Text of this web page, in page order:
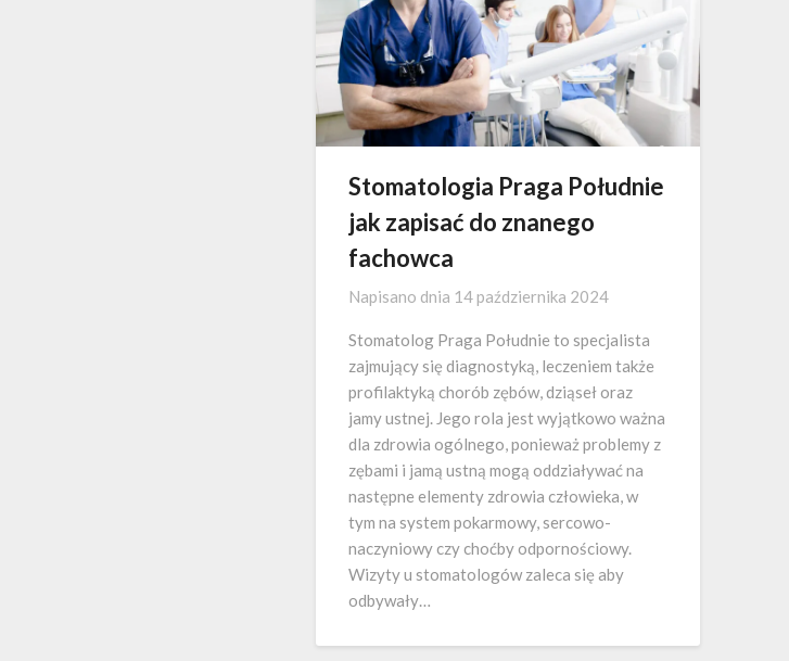
Stomatologia Praga Południe
jak zapisać do znanego
fachowca
Napisano dnia 14 października 2024
Stomatolog Praga Południe to specjalista
zajmujący się diagnostyką, leczeniem także
profilaktyką chorób zębów, dziąseł oraz
jamy ustnej. Jego rola jest wyjątkowo ważna
dla zdrowia ogólnego, ponieważ problemy z
zębami i jamą ustną mogą oddziaływać na
następne elementy zdrowia człowieka, w
tym na system pokarmowy, sercowo-
naczyniowy czy choćby odpornościowy.
Wizyty u stomatologów zaleca się aby
odbywały…